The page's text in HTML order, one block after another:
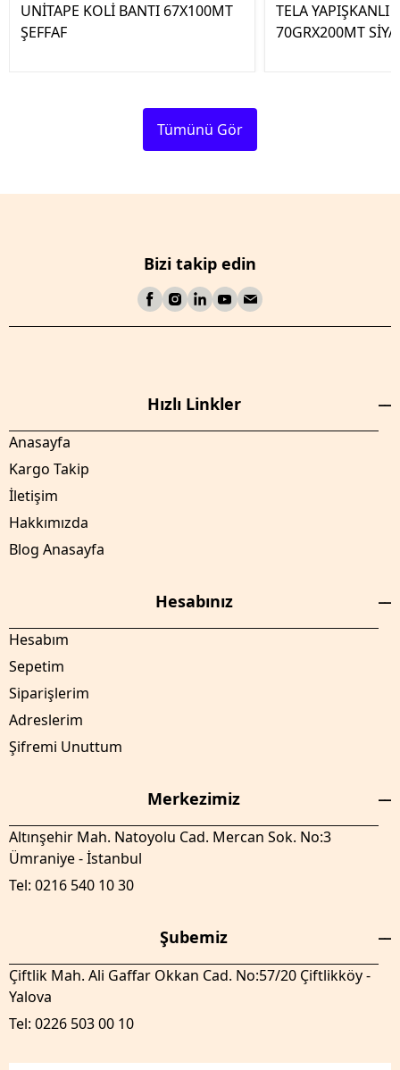
UNİTAPE KOLİ BANTI 67X100MT
ŞEFFAF
TELA YAPIŞKANLI
70GRX200MT
Tümünü Gör
Bizi takip edin
Hızlı Linkler
Anasayfa
Kargo Takip
İletişim
Hakkımızda
Blog Anasayfa
Hesabınız
Hesabım
Sepetim
Siparişlerim
Adreslerim
Şifremi Unuttum
Merkezimiz
Altınşehir Mah. Natoyolu Cad. Mercan Sok. No:3
Ümraniye - İstanbul
Tel: 0216 540 10 30
Şubemiz
Çiftlik Mah. Ali Gaffar Okkan Cad. No:57/20 Çiftlikköy -
Yalova
Tel: 0226 503 00 10